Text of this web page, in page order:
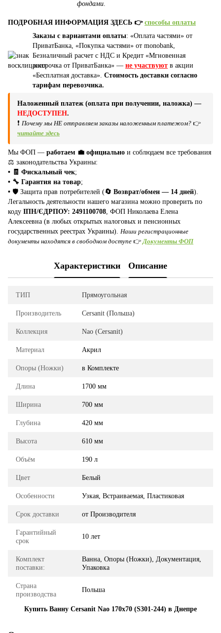
фондами
ПОДРОБНАЯ ИНФОРМАЦИЯ ЗДЕСЬ 👉 способы оплаты
Заказы с вариантами оплаты: «Оплата частями» от
ПриватБанка, «Покупка частями» от monobank,
Безналичный расчет с НДС и Кредит «Мгновенная
рассрочка от ПриватБанка» — не участвуют в акции
«Бесплатная доставка». Стоимость доставки согласно
тарифам перевозчика.
Наложенный платеж (оплата при получении, наложка) —
НЕДОСТУПЕН.
❗ Почему мы НЕ отправляем заказы наложенным платежом? 👉
читайте здесь
Мы ФОП — работаем 💼 официально и соблюдаем все требования
⚖️ законодательства Украины:
• 🧾 Фискальный чек;
• 🔧 Гарантия на товар;
• 🛡️ Защита прав потребителей (🔄 Возврат/обмен — 14 дней).
Легальность деятельности нашего магазина можно проверить по
коду ІПН/ЄДРПОУ: 2491100708 , ФОП Николаева Елена
Алексеевна (в любых открытых налоговых и пенсионных
государственных реестрах Украины). Наши регистрационные
документы находятся в свободном доступе 👉 Документы ФОП
Характеристики Описание
ТИП Прямоугольная
Производитель Cersanit (Польша)
Коллекция Nao (Cersanit)
Материал Акрил
Опоры (Ножки) в Комплекте
Длина 1700 мм
Ширина 700 мм
Глубина 420 мм
Высота 610 мм
Объём 190 л
Цвет Белый
Особенности Узкая, Встраиваемая, Пластиковая
Срок доставки от Производителя
Гарантийный
срок
10 лет
Комплект
поставки:
Ванна, Опоры (Ножки), Документация,
Упаковка
Страна
производства
Польша
Купить Ванну Cersanit Nao 170x70 (S301-244) в Днепре